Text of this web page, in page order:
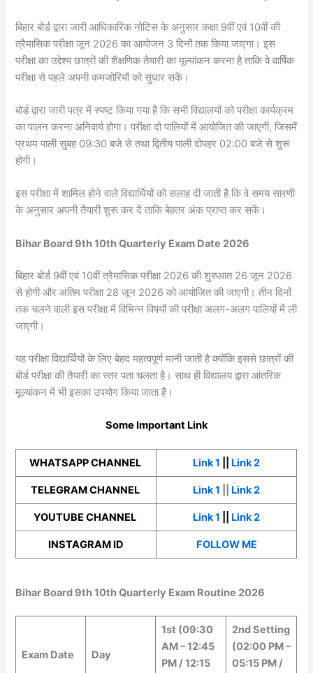
बिहार बोर्ड द्वारा जारी आधिकारिक नोटिस के अनुसार कक्षा 9वीं एवं 10वीं की
त्रैमासिक परीक्षा जून 2026 का आयोजन 3 दिनों तक किया जाएगा। इस
परीक्षा का उद्देश्य छात्रों की शैक्षणिक तैयारी का मूल्यांकन करना है ताकि वे वार्षिक
परीक्षा से पहले अपनी कमजोरियों को सुधार सकें।
बोर्ड द्वारा जारी पत्र में स्पष्ट किया गया है कि सभी विद्यालयों को परीक्षा कार्यक्रम
का पालन करना अनिवार्य होगा। परीक्षा दो पालियों में आयोजित की जाएगी, जिसमें
प्रथम पाली सुबह 09:30 बजे से तथा द्वितीय पाली दोपहर 02:00 बजे से शुरू
होगी।
इस परीक्षा में शामिल होने वाले विद्यार्थियों को सलाह दी जाती है कि वे समय सारणी
के अनुसार अपनी तैयारी शुरू कर दें ताकि बेहतर अंक प्राप्त कर सकें।
Bihar Board 9th 10th Quarterly Exam Date 2026
बिहार बोर्ड 9वीं एवं 10वीं त्रैमासिक परीक्षा 2026 की शुरुआत 26 जून 2026
से होगी और अंतिम परीक्षा 28 जून 2026 को आयोजित की जाएगी। तीन दिनों
तक चलने वाली इस परीक्षा में विभिन्न विषयों की परीक्षा अलग-अलग पालियों में ली
जाएगी।
यह परीक्षा विद्यार्थियों के लिए बेहद महत्वपूर्ण मानी जाती है क्योंकि इससे छात्रों की
बोर्ड परीक्षा की तैयारी का स्तर पता चलता है। साथ ही विद्यालय द्वारा आंतरिक
मूल्यांकन में भी इसका उपयोग किया जाता है।
Some Important Link
WHATSAPP CHANNEL Link 1 Link 2
TELEGRAM CHANNEL Link 1 Link 2
YOUTUBE CHANNEL Link 1 Link 2
INSTAGRAM ID FOLLOW ME
Bihar Board 9th 10th Quarterly Exam Routine 2026
Exam Date Day
1st (09:30
AM – 12:45
PM / 12:15
2nd Setting
(02:00 PM –
05:15 PM /